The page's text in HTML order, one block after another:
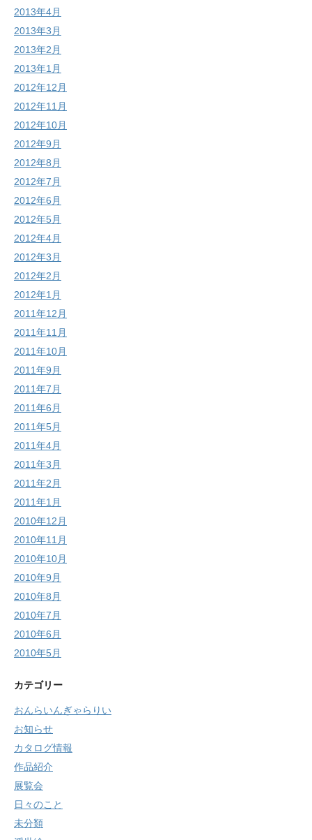
2013年4月
2013年3月
2013年2月
2013年1月
2012年12月
2012年11月
2012年10月
2012年9月
2012年8月
2012年7月
2012年6月
2012年5月
2012年4月
2012年3月
2012年2月
2012年1月
2011年12月
2011年11月
2011年10月
2011年9月
2011年7月
2011年6月
2011年5月
2011年4月
2011年3月
2011年2月
2011年1月
2010年12月
2010年11月
2010年10月
2010年9月
2010年8月
2010年7月
2010年6月
2010年5月
カテゴリー
おんらいんぎゃらりい
お知らせ
カタログ情報
作品紹介
展覧会
日々のこと
未分類